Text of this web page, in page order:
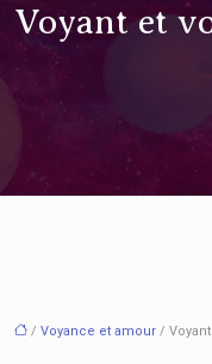
Voyant et
/ Voyance et amour /